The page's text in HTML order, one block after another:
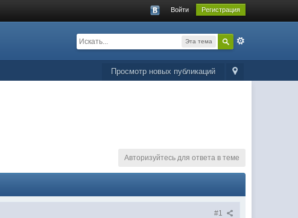
Войти Регистрация
Эта тема
Просмотр новых публикаций
Авторизуйтесь для ответа в теме
#1